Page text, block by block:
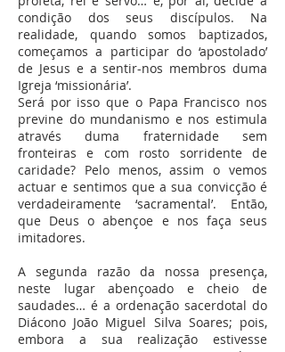
condição dos seus discípulos. Na
realidade, quando somos baptizados,
começamos a participar do ‘apostolado’
de Jesus e a sentir-nos membros duma
Igreja ‘missionária’.
Será por isso que o Papa Francisco nos
previne do mundanismo e nos estimula
através duma fraternidade sem
fronteiras e com rosto sorridente de
caridade? Pelo menos, assim o vemos
actuar e sentimos que a sua convicção é
verdadeiramente ‘sacramental’. Então,
que Deus o abençoe e nos faça seus
imitadores.
A segunda razão da nossa presença,
neste lugar abençoado e cheio de
saudades… é a ordenação sacerdotal do
Diácono João Miguel Silva Soares; pois,
embora a sua realização estivesse